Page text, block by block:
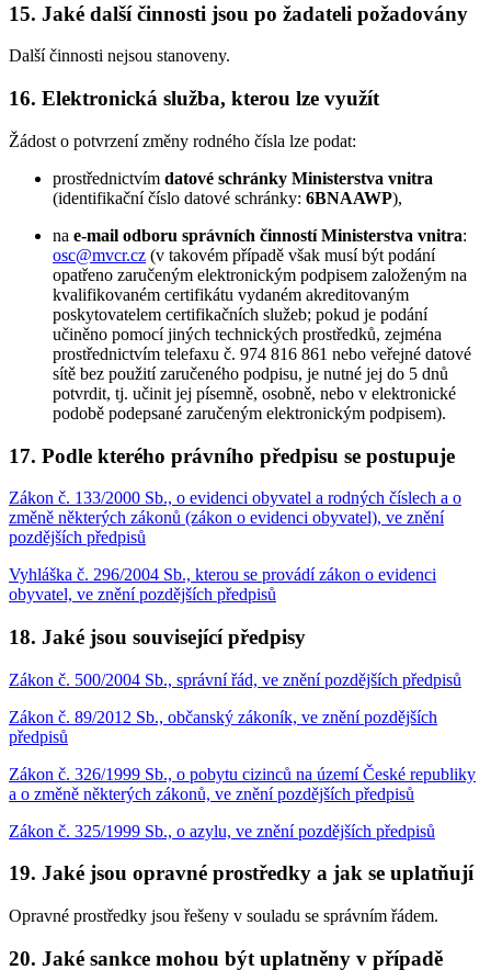
15. Jaké další činnosti jsou po žadateli požadovány
Další činnosti nejsou stanoveny.
16. Elektronická služba, kterou lze využít
Žádost o potvrzení změny rodného čísla lze podat:
prostřednictvím datové schránky Ministerstva vnitra
(identifikační číslo datové schránky: 6BNAAWP),
na e-mail odboru správních činností Ministerstva vnitra:
osc@mvcr.cz (v takovém případě však musí být podání
opatřeno zaručeným elektronickým podpisem založeným na
kvalifikovaném certifikátu vydaném akreditovaným
poskytovatelem certifikačních služeb; pokud je podání
učiněno pomocí jiných technických prostředků, zejména
prostřednictvím telefaxu č. 974 816 861 nebo veřejné datové
sítě bez použití zaručeného podpisu, je nutné jej do 5 dnů
potvrdit, tj. učinit jej písemně, osobně, nebo v elektronické
podobě podepsané zaručeným elektronickým podpisem).
17. Podle kterého právního předpisu se postupuje
Zákon č. 133/2000 Sb., o evidenci obyvatel a rodných číslech a o
změně některých zákonů (zákon o evidenci obyvatel), ve znění
pozdějších předpisů
Vyhláška č. 296/2004 Sb., kterou se provádí zákon o evidenci
obyvatel, ve znění pozdějších předpisů
18. Jaké jsou související předpisy
Zákon č. 500/2004 Sb., správní řád, ve znění pozdějších předpisů
Zákon č. 89/2012 Sb., občanský zákoník, ve znění pozdějších
předpisů
Zákon č. 326/1999 Sb., o pobytu cizinců na území České republiky
a o změně některých zákonů, ve znění pozdějších předpisů
Zákon č. 325/1999 Sb., o azylu, ve znění pozdějších předpisů
19. Jaké jsou opravné prostředky a jak se uplatňují
Opravné prostředky jsou řešeny v souladu se správním řádem.
20. Jaké sankce mohou být uplatněny v případě